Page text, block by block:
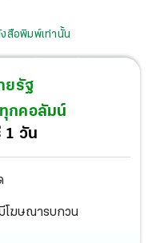
สือพิมพ์เท่านั้น
ยรัฐ
กคอลัมน์
1 วัน
โฆษณารบกวน